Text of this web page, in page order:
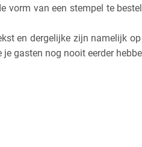
vorm van een stempel te
en dergelijke zijn namelijk
gasten nog nooit eerder